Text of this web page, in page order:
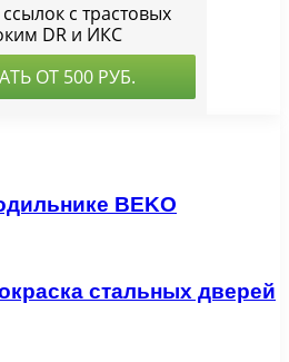
BEKO
стальных дверей